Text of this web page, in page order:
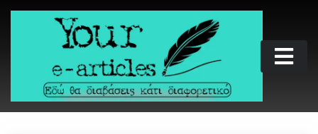
Skip
Your e-articles
Εδώ θα διαβάσεις κάτι διαφορετικό